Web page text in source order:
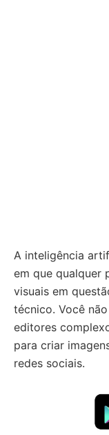
A inteligência
em que qualquer
visuais em
técnico. Você
editores
para criar
redes sociais.